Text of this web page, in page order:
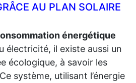
AU PLAN SOLAIRE
énergétique
électricité, il existe aussi un
écologique, à savoir les
système, utilisant l’énergie